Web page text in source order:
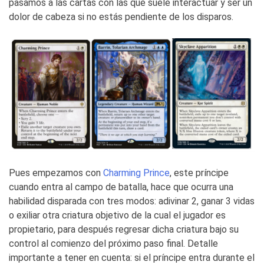
pasamos a las cartas con las que suele interactuar y ser un
dolor de cabeza si no estás pendiente de los disparos.
Pues empezamos con Charming Prince, este príncipe
cuando entra al campo de batalla, hace que ocurra una
habilidad disparada con tres modos: adivinar 2, ganar 3 vidas
o exiliar otra criatura objetivo de la cual el jugador es
propietario, para después regresar dicha criatura bajo su
control al comienzo del próximo paso final. Detalle
importante a tener en cuenta: si el príncipe entra durante el